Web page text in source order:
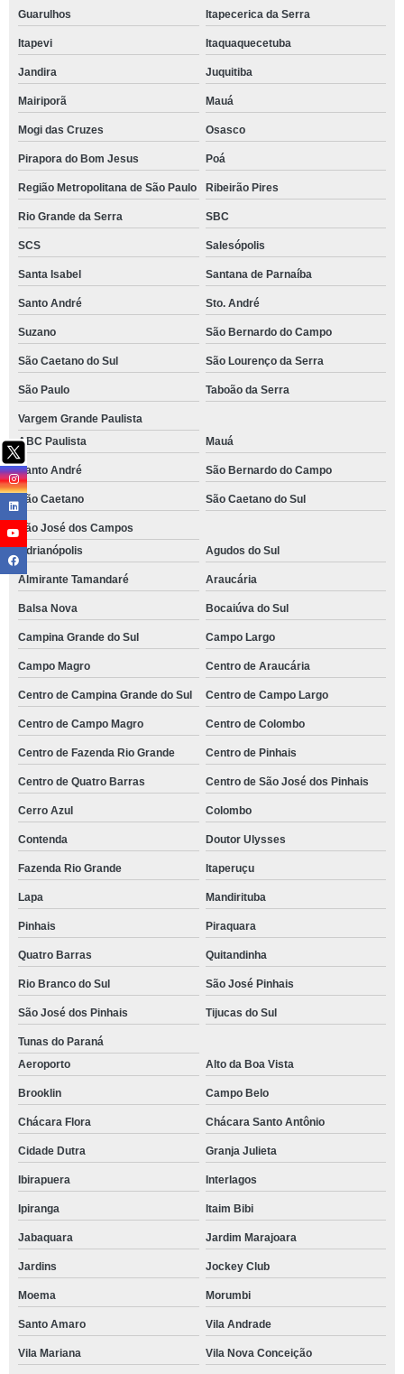
Guarulhos Itapecerica da Serra
Itapevi Itaquaquecetuba
Jandira Juquitiba
Mairiporã Mauá
Mogi das Cruzes Osasco
Pirapora do Bom Jesus Poá
Região Metropolitana de São Paulo Ribeirão Pires
Rio Grande da Serra SBC
SCS Salesópolis
Santa Isabel Santana de Parnaíba
Santo André Sto. André
Suzano São Bernardo do Campo
São Caetano do Sul São Lourenço da Serra
São Paulo Taboão da Serra
Vargem Grande Paulista
ABC Paulista
Mauá
Santo André São Bernardo do Campo
São Caetano São Caetano do Sul
São José dos Campos
Adrianópolis
Agudos do Sul
Almirante Tamandaré Araucária
Balsa Nova Bocaiúva do Sul
Campina Grande do Sul Campo Largo
Campo Magro Centro de Araucária
Centro de Campina Grande do Sul Centro de Campo Largo
Centro de Campo Magro Centro de Colombo
Centro de Fazenda Rio Grande Centro de Pinhais
Centro de Quatro Barras Centro de São José dos Pinhais
Cerro Azul Colombo
Contenda Doutor Ulysses
Fazenda Rio Grande Itaperuçu
Lapa Mandirituba
Pinhais Piraquara
Quatro Barras Quitandinha
Rio Branco do Sul São José Pinhais
São José dos Pinhais Tijucas do Sul
Tunas do Paraná
Aeroporto
Alto da Boa Vista
Brooklin Campo Belo
Chácara Flora Chácara Santo Antônio
Cidade Dutra Granja Julieta
Ibirapuera Interlagos
Ipiranga Itaim Bibi
Jabaquara Jardim Marajoara
Jardins Jockey Club
Moema Morumbi
Santo Amaro Vila Andrade
Vila Mariana Vila Nova Conceição